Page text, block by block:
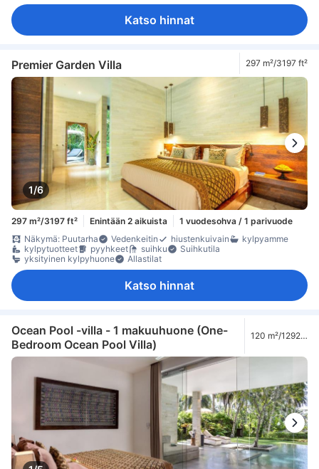
Katso hinnat
Premier Garden Villa 297 m²/3197 ft²
1/6
297 m²/3197 ft² Enintään 2 aikuista
1 vuodesohva / 1 parivuode
Näkymä: Puutarha
Vedenkeitin hiustenkuivain
kylpyamme
kylpytuotteet
pyyhkeet suihku
Suihkutila
yksityinen kylpyhuone
Allastilat
Katso hinnat
Ocean Pool -villa - 1 makuuhuone (One-
Bedroom Ocean Pool Villa)
120 m²/1292